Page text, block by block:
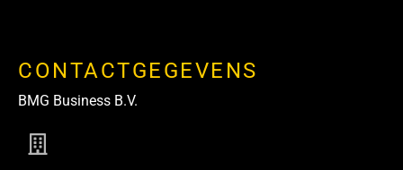
CONTACTGEGEVENS
BMG Business B.V.